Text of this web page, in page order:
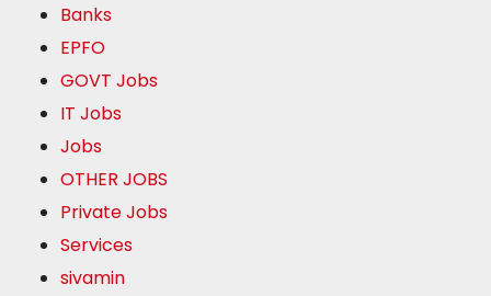
Banks
EPFO
GOVT Jobs
IT Jobs
Jobs
OTHER JOBS
Private Jobs
Services
sivamin